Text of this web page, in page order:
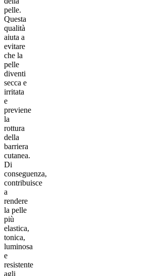
pelle.
Questa
qualità
aiuta a
evitare
che la
pelle
diventi
secca e
irritata
e
previene
la
rottura
della
barriera
cutanea.
Di
conseguenza,
contribuisce
a
rendere
la pelle
più
elastica,
tonica,
luminosa
e
resistente
agli